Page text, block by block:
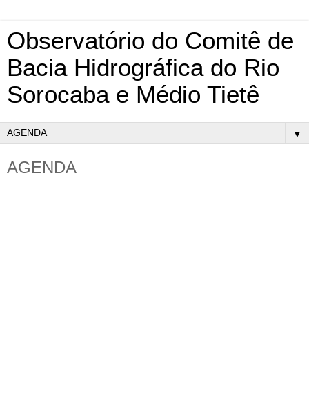
Observatório do Comitê de
Bacia Hidrográfica do Rio
Sorocaba e Médio Tietê
▼
AGENDA